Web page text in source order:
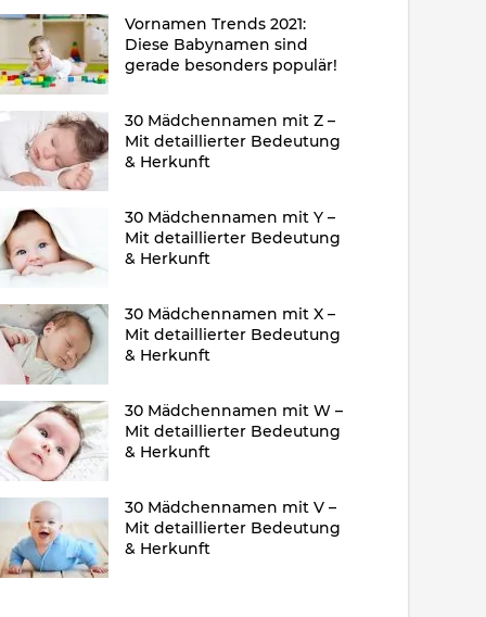
Vornamen Trends 2021:
Diese Babynamen sind
gerade besonders populär!
30 Mädchennamen mit Z –
Mit detaillierter Bedeutung
& Herkunft
30 Mädchennamen mit Y –
Mit detaillierter Bedeutung
& Herkunft
30 Mädchennamen mit X –
Mit detaillierter Bedeutung
& Herkunft
30 Mädchennamen mit W –
Mit detaillierter Bedeutung
& Herkunft
30 Mädchennamen mit V –
Mit detaillierter Bedeutung
& Herkunft